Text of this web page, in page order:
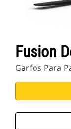
Fusion
Garfos Para